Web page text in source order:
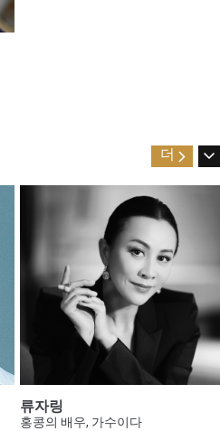
더
류자링
홍콩의 배우, 가수이다